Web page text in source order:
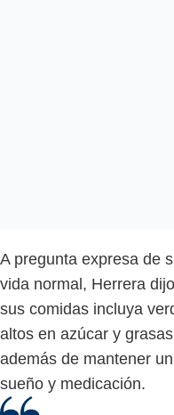
A pregunta expresa de
vida normal, Herrera
sus comidas incluya
altos en azúcar y
además de mantener
sueño y medicación.